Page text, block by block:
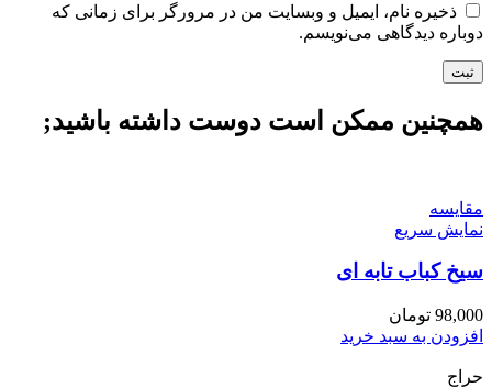
ذخیره نام، ایمیل و وبسایت من در مرورگر برای زمانی که
دوباره دیدگاهی می‌نویسم.
همچنین ممکن است دوست داشته باشید;
مقايسه
نمایش سریع
سیخ کباب تابه ای
98,000 تومان
افزودن به سبد خرید
حراج